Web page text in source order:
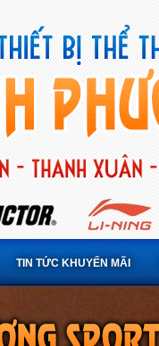
TIN TỨC KHUYẾN MÃI